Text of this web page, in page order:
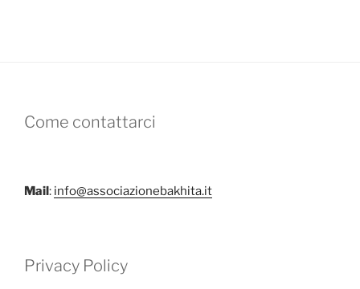
Come contattarci
Mail: info@associazionebakhita.it
Privacy Policy